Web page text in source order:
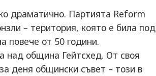
драматично. Партията Reform
– територия, която е била под
повече от 50 години.
община Гейтсхед. От своя
деня общински съвет – този в